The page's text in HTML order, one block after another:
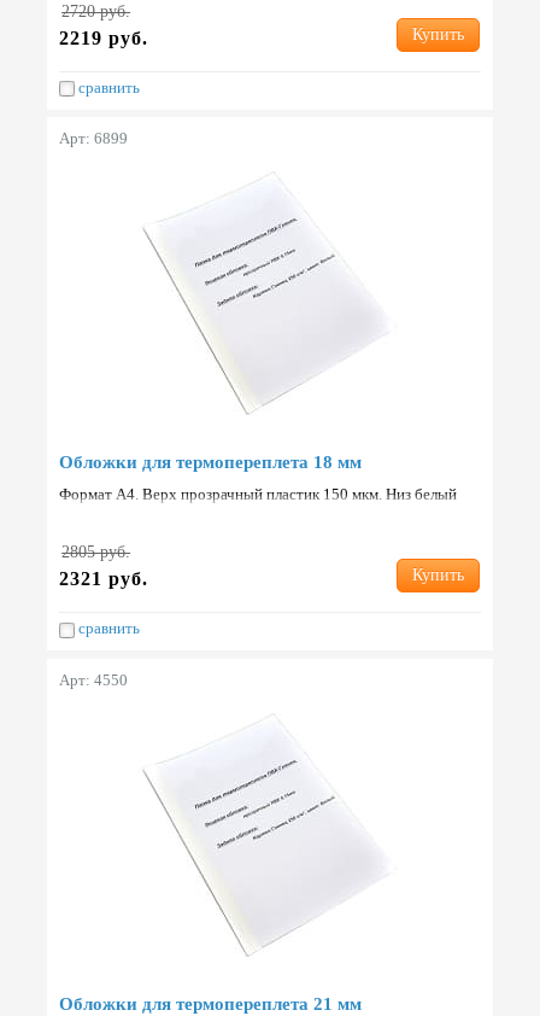
2720 руб.
2219 руб. Купить
сравнить
Арт: 6899
Обложки для термопереплета 18 мм
Формат А4. Верх прозрачный пластик 150 мкм. Низ белый
2805 руб.
2321 руб. Купить
сравнить
Арт: 4550
Обложки для термопереплета 21 мм